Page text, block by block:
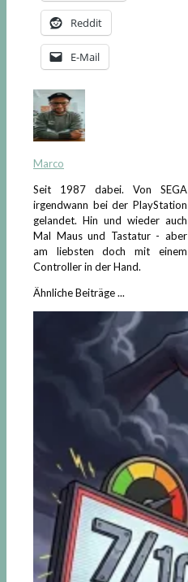
Reddit
E-Mail
Marco
Seit 1987 dabei. Von SEGA
irgendwann bei der PlayStation
gelandet. Hin und wieder auch
Mal Maus und Tastatur - aber
am liebsten doch mit einem
Controller in der Hand.
Ähnliche Beiträge ...